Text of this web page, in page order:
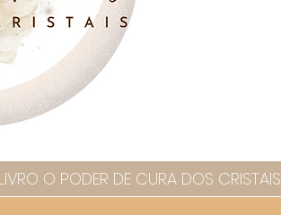
LIVRO O PODER DE CURA DOS CRISTAIS